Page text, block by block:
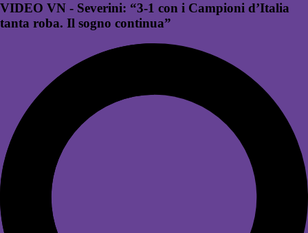
VIDEO VN - Severini: “3-1 con i Campioni d’Italia
tanta roba. Il sogno continua”